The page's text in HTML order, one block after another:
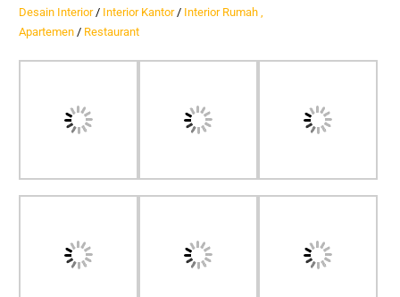
Desain Interior/ Interior Kantor/ Interior Rumah ,
Apartemen / Restaurant